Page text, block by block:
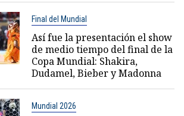
Final del Mundial
Así fue la presentación el show
de medio tiempo del final de la
Copa Mundial: Shakira,
Dudamel, Bieber y Madonna
Mundial 2026